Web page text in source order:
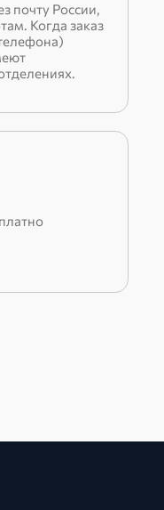
почту России,
Когда заказ